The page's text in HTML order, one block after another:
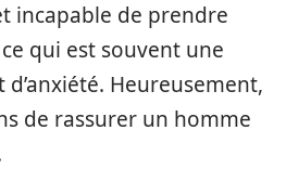
incapable de prendre
qui est souvent une
d’anxiété. Heureusement,
de rassurer un homme